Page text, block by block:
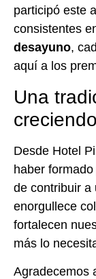
participó este
consistentes
desayuno,
aquí a los
Una
creciendo
Desde Hotel
haber
de contribuir a
enorgullece
fortalecen
más lo
Agradecemos